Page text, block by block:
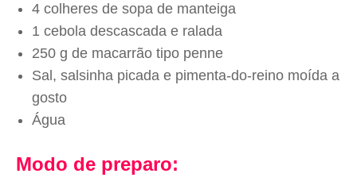
4 colheres de sopa de manteiga
1 cebola descascada e ralada
250 g de macarrão tipo penne
Sal, salsinha picada e pimenta-do-reino moída a
gosto
Água
Modo de preparo: